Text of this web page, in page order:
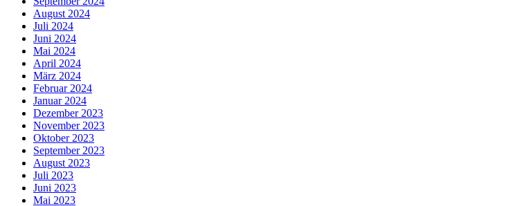
August 2024
Juli 2024
Juni 2024
Mai 2024
April 2024
März 2024
Februar 2024
Januar 2024
Dezember 2023
November 2023
Oktober 2023
September 2023
August 2023
Juli 2023
Juni 2023
Mai 2023